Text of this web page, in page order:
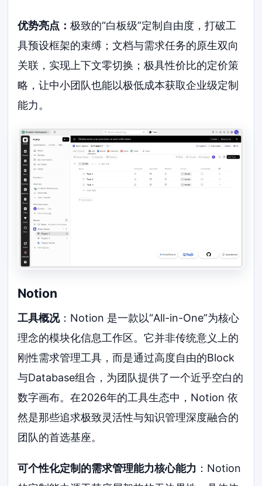
优势亮点：极致的“白板级”定制自由度，打破工
具预设框架的束缚；文档与需求任务的原生双向
关联，实现上下文零切换；极具性价比的定价策
略，让中小团队也能以极低成本获取企业级定制
能力。
Notion
工具概况：Notion 是一款以“All-in-One”为核心
理念的模块化信息工作区。它并非传统意义上的
刚性需求管理工具，而是通过高度自由的Block
与Database组合，为团队提供了一个近乎空白的
数字画布。在2026年的工具生态中，Notion 依
然是那些追求极致灵活性与知识管理深度融合的
团队的首选基座。
可个性化定制的需求管理能力核心能力 ：Notion